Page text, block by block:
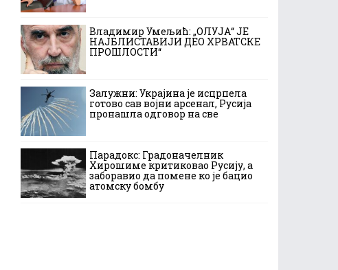
Владимир Умељић: „ОЛУЈА“ ЈЕ
НАЈБЛИСТАВИЈИ ДЕО ХРВАТСКЕ
ПРОШЛОСТИ“
Залужни: Украјина је исцрпела
готово сав војни арсенал, Русија
пронашла одговор на све
Парадокс: Градоначелник
Хирошиме критиковао Русију, а
заборавио да помене ко је бацио
атомску бомбу